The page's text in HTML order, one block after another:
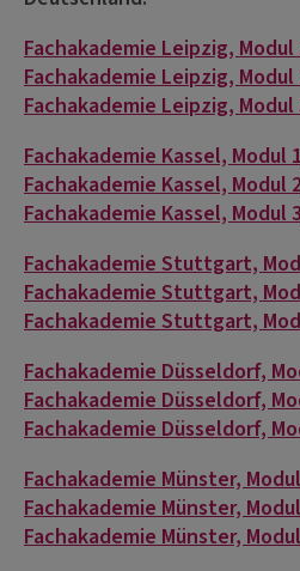
Fachakademie Leipzig, Modul
Fachakademie Leipzig, Modul
Fachakademie Leipzig, Modul
Fachakademie Kassel, Modul
Fachakademie Kassel, Modul
Fachakademie Kassel, Modul
Fachakademie Stuttgart,
Fachakademie Stuttgart,
Fachakademie Stuttgart,
Fachakademie Düsseldorf,
Fachakademie Düsseldorf,
Fachakademie Düsseldorf,
Fachakademie Münster,
Fachakademie Münster,
Fachakademie Münster,